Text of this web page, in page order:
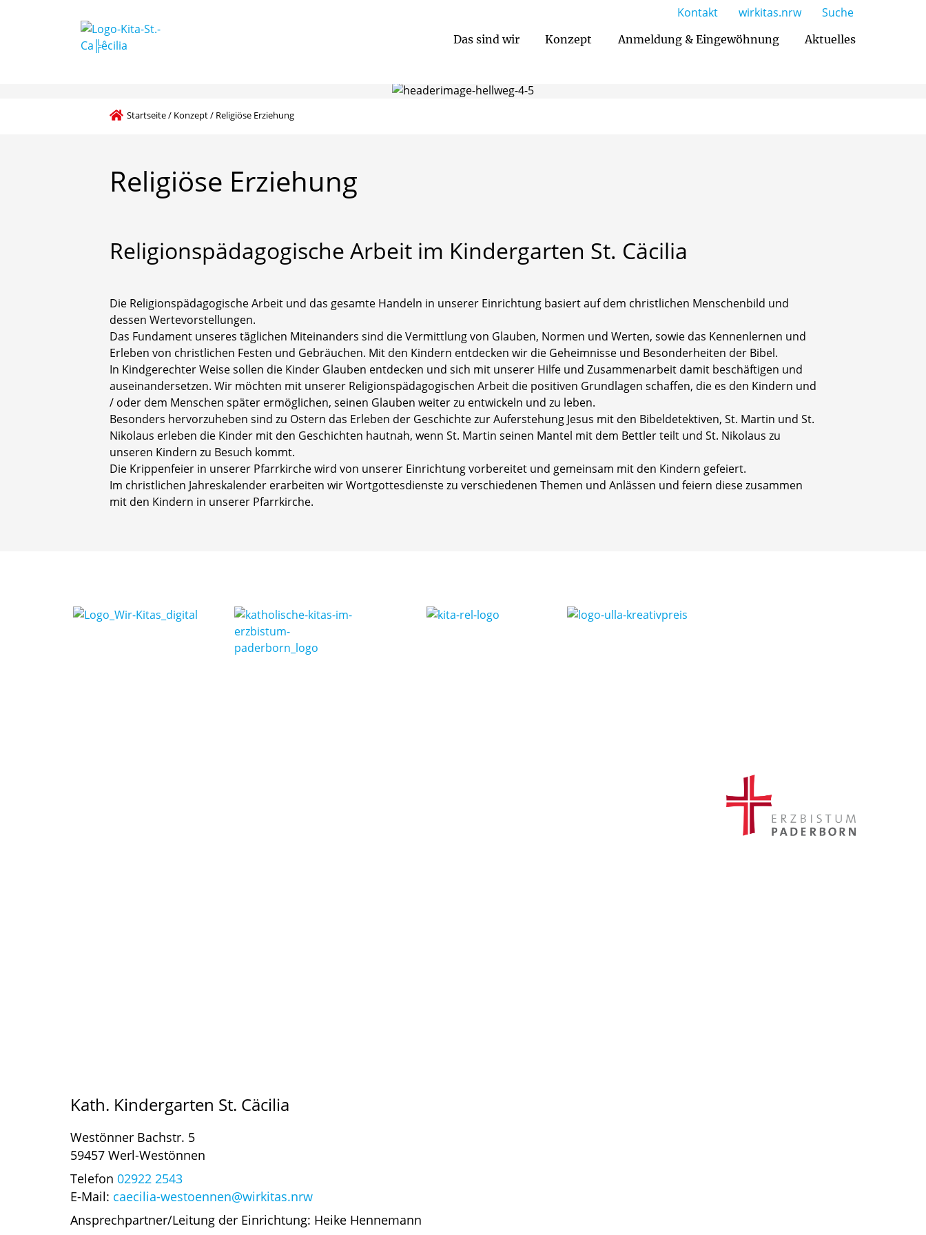
Das sind wir Konzept Anmeldung & Eingewöhnung Aktuelles
Kontakt wirkitas.nrw Suche
Startseite/ Konzept/ Religiöse Erziehung
Religiöse Erziehung
Religionspädagogische Arbeit im Kindergarten St. Cäcilia
Die Religionspädagogische Arbeit und das gesamte Handeln in unserer Einrichtung basiert auf dem christlichen Menschenbild und
dessen Wertevorstellungen.
Das Fundament unseres täglichen Miteinanders sind die Vermittlung von Glauben, Normen und Werten, sowie das Kennenlernen und
Erleben von christlichen Festen und Gebräuchen. Mit den Kindern entdecken wir die Geheimnisse und Besonderheiten der Bibel.
In Kindgerechter Weise sollen die Kinder Glauben entdecken und sich mit unserer Hilfe und Zusammenarbeit damit beschäftigen und
auseinandersetzen. Wir möchten mit unserer Religionspädagogischen Arbeit die positiven Grundlagen schaffen, die es den Kindern und
/ oder dem Menschen später ermöglichen, seinen Glauben weiter zu entwickeln und zu leben.
Besonders hervorzuheben sind zu Ostern das Erleben der Geschichte zur Auferstehung Jesus mit den Bibeldetektiven, St. Martin und St.
Nikolaus erleben die Kinder mit den Geschichten hautnah, wenn St. Martin seinen Mantel mit dem Bettler teilt und St. Nikolaus zu
unseren Kindern zu Besuch kommt.
Die Krippenfeier in unserer Pfarrkirche wird von unserer Einrichtung vorbereitet und gemeinsam mit den Kindern gefeiert.
Im christlichen Jahreskalender erarbeiten wir Wortgottesdienste zu verschiedenen Themen und Anlässen und feiern diese zusammen
mit den Kindern in unserer Pfarrkirche.
Kath. Kindergarten St. Cäcilia
Westönner Bachstr. 5
59457 Werl-Westönnen
Telefon 02922 2543
E-Mail: caecilia-westoennen@wirkitas.nrw
Ansprechpartner/Leitung der Einrichtung: Heike Hennemann